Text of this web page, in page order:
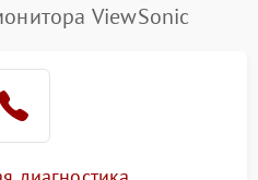
1000 ₽
ViewSonic